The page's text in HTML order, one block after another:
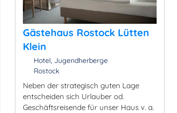
Gästehaus Rostock Lütten
Klein
Hotel, Jugendherberge
Rostock
Neben der strategisch guten Lage
entscheiden sich Urlauber od.
Geschäftsreisende für unser Haus v. a.